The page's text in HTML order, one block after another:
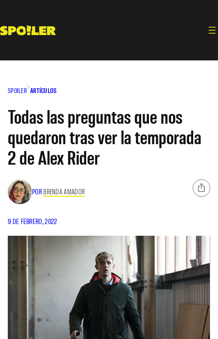
contenido
SPOILER ARTÍCULOS
Todas las preguntas que nos
quedaron tras ver la temporada
2 de Alex Rider
POR BRENDA AMADOR
9 DE FEBRERO, 2022